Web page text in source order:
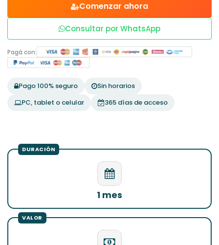
Comenzar ahora
Consultar por WhatsApp
Pagá con:
Pago 100% seguro
Sin horarios
PC, tablet o celular
365 días de acceso
1 mes